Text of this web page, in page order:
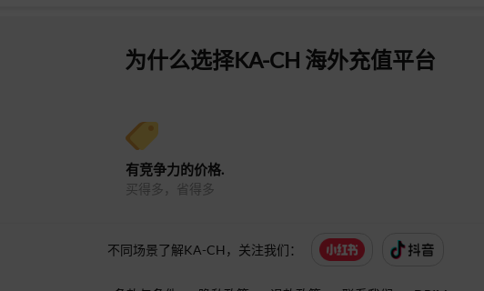
为什么选择KA-CH 海外充值平台
有竞争力的价格.
买得多，省得多
不同场景了解KA-CH，关注我们：